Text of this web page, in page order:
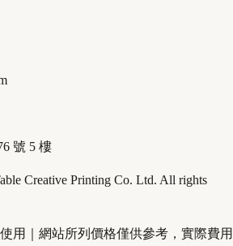
號 5 樓
Creative Printing Co. Ltd. All rights
用｜網站所列價格僅供參考，實際費用